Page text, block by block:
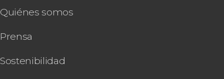
Quiénes somos
Prensa
Sostenibilidad